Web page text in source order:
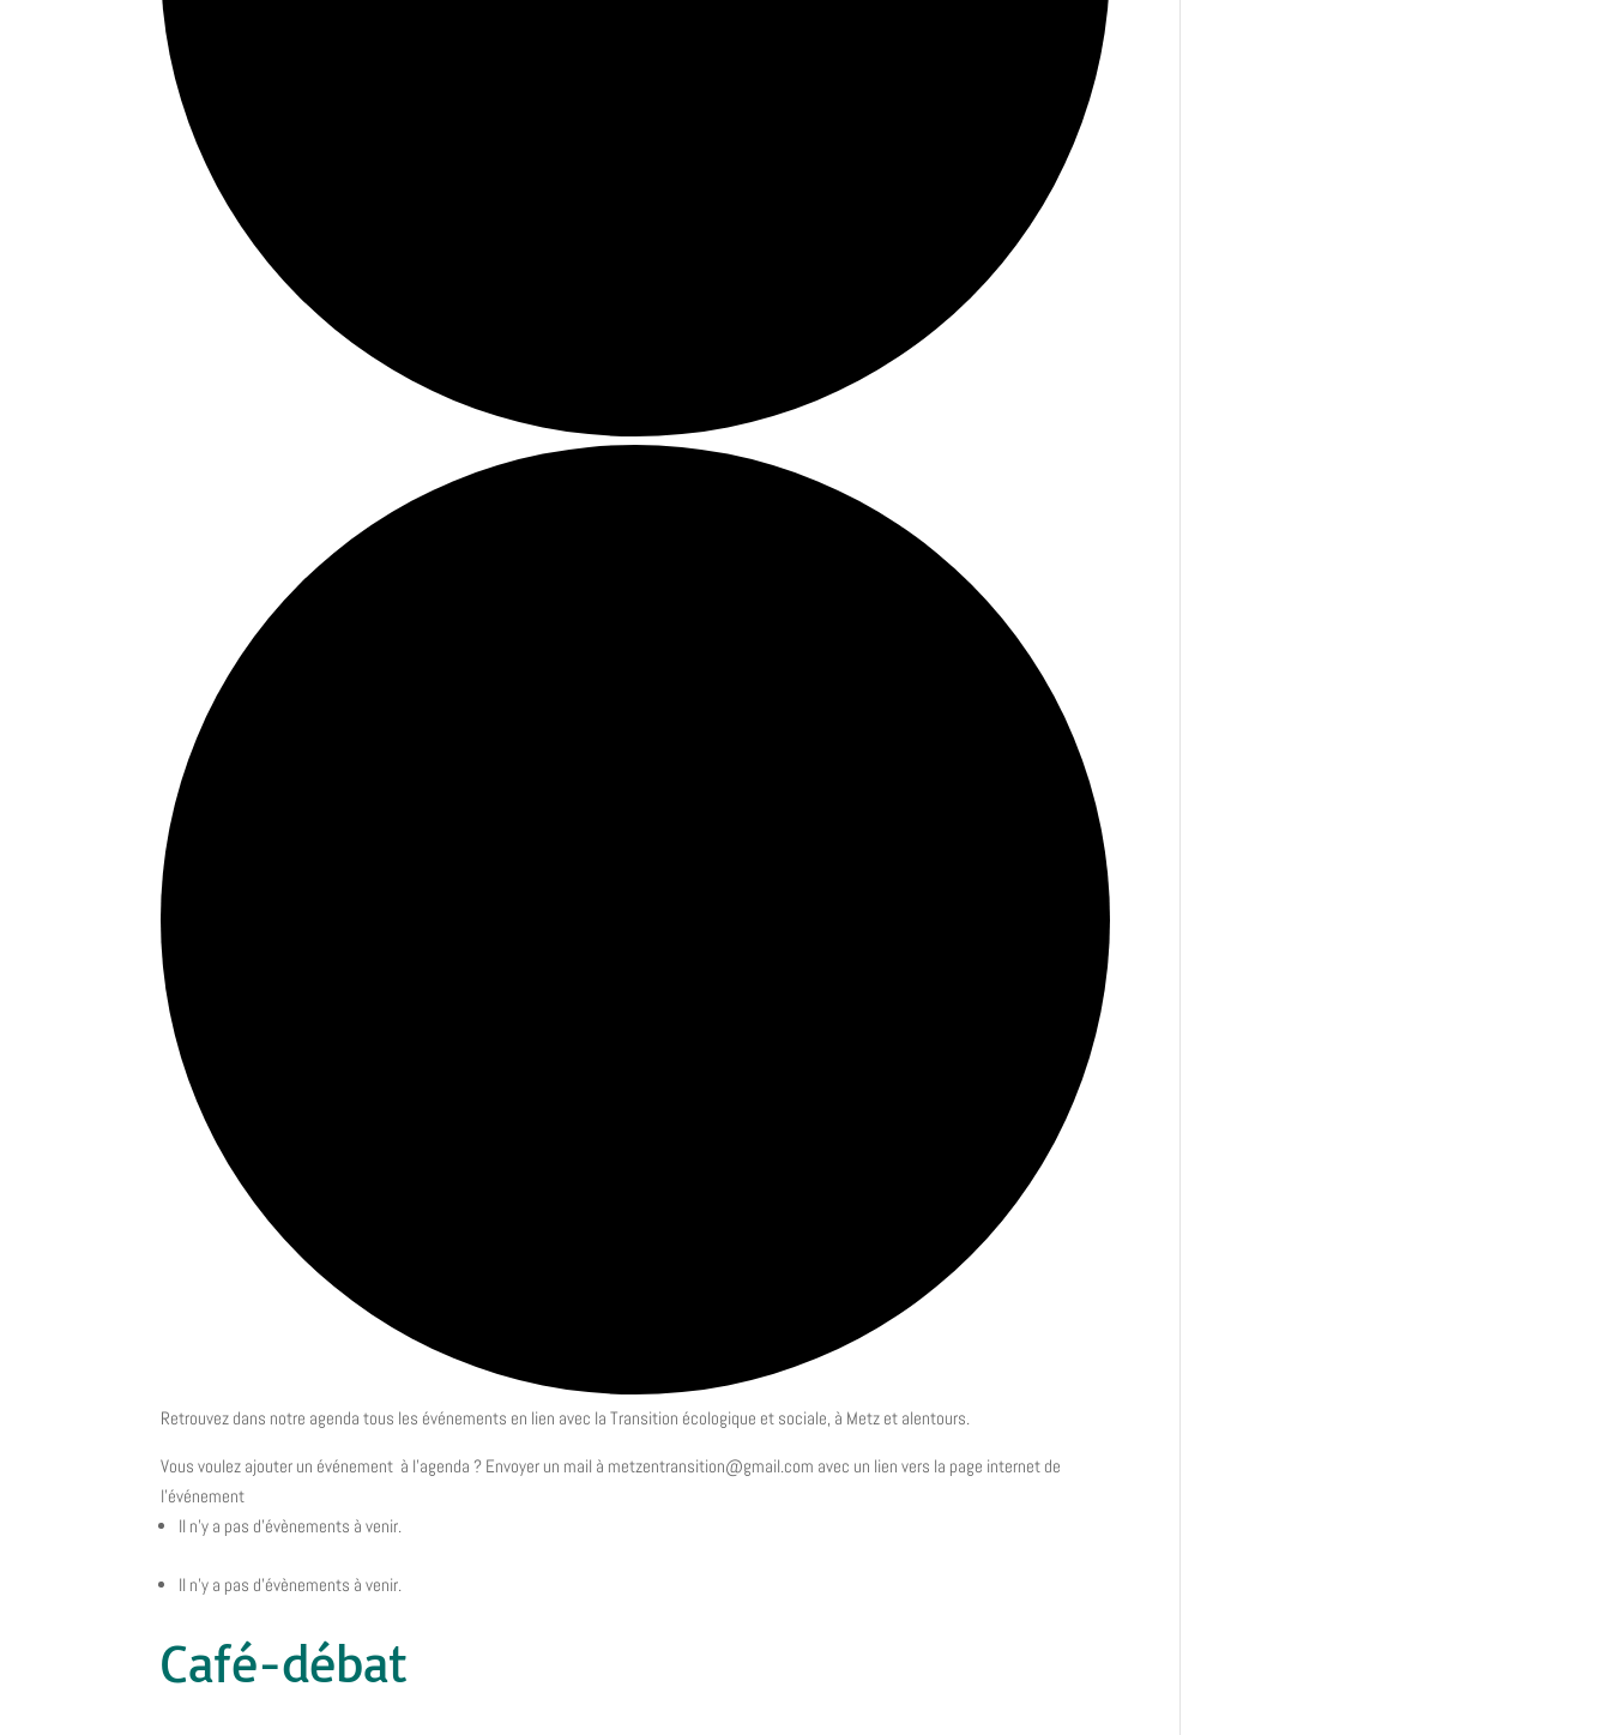
Retrouvez dans notre agenda tous les événements en lien avec la Transition écologique et sociale, à Metz et alentours.
Vous voulez ajouter un événement à l’agenda ? Envoyer un mail à metzentransition@gmail.com avec un lien vers la page internet de
l’événement
Il n’y a pas d’évènements à venir.
Il n’y a pas d’évènements à venir.
Café-débat